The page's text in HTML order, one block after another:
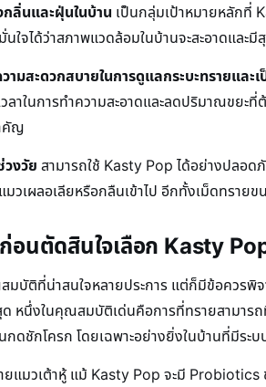
กลิ่นและฝุ่นในบ้าน เป็นกลุ่มเป้าหมายหลักที่
นใจได้ว่าสภาพแวดล้อมในบ้านจะสะอาดแ
ามสะดวกสบายในการดูแลกระบะทรายแล
วลาในการทำความสะอาดและลดปริมาณข
คัญ
วงวัย สามารถใช้ Kasty Pop ได้อย่างปลอด
วเผลอเลียหรือกลืนเข้าไป อีกทั้งเม็ดทราย
อนตัดสินใจเลือก Kasty
บัติที่น่าสนใจหลายประการ แต่ก็มีข้อควรพิ
นึ่งในคุณสมบัติเด่นคือการที่ทรายสามารถ
ดชักโครก โดยเฉพาะอย่างยิ่งในบ้านที่มีระ
แมวเต้าหู้ แม้ Kasty Pop จะมี